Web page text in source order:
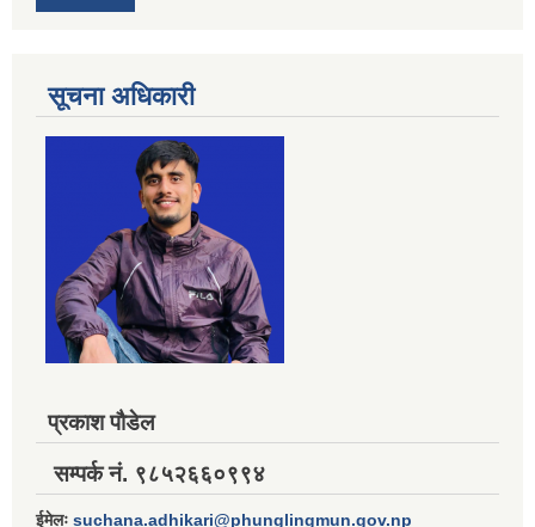
सूचना अधिकारी
प्रकाश पौडेल
सम्पर्क नं. ९८५२६६०९९४
ईमेलः suchana.adhikari@phunglingmun.gov.np